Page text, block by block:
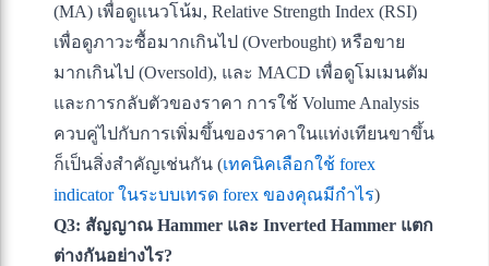
(MA) เพื่อดูแนวโน้ม, Relative Strength Index (RSI)
เพื่อดูภาวะซื้อมากเกินไป (Overbought) หรือขาย
มากเกินไป (Oversold), และ MACD เพื่อดูโมเมนตัม
และการกลับตัวของราคา การใช้ Volume Analysis
ควบคู่ไปกับการเพิ่มขึ้นของราคาในแท่งเทียนขาขึ้น
ก็เป็นสิ่งสำคัญเช่นกัน (เทคนิคเลือกใช้ forex
indicator ในระบบเทรด forex ของคุณมีกำไร)
Q3: สัญญาณ Hammer และ Inverted Hammer แตก
ต่างกันอย่างไร?